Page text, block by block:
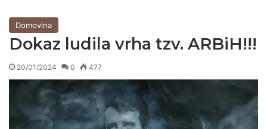
Domovina
Dokaz ludila vrha tzv. ARBiH!!!
20/01/2024 0 477